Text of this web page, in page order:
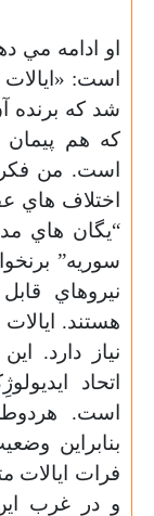
او ادامه مي
است: «ايالات
شد که برنده
که هم پيمان
است. من فکر
اختلاف هاي
“يگان هاي
سوريه”
نيروهاي
هستند.
نياز دارد.
اتحاد
است.
بنابراين
فرات ايالات
و در غرب